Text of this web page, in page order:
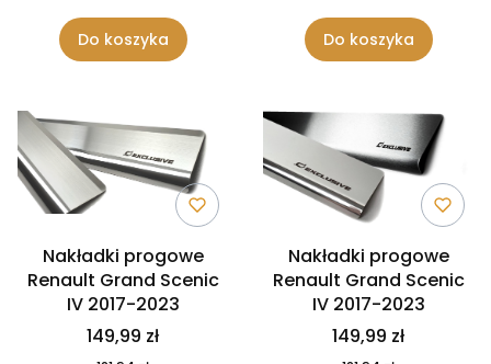
Do koszyka Do koszyka
Nakładki progowe
Renault Grand Scenic
IV 2017-2023
149,99 zł
Nakładki progowe
Renault Grand Scenic
IV 2017-2023
149,99 zł